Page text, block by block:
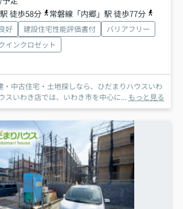
徒歩58分
常磐線「内郷」駅 徒歩77分
好 建設住宅性能評価書付
バリアフリー
インクロゼット
・中古住宅・土地探しなら、ひだまりハウスいわ
りハウスいわき店では、いわき市を中心に... もっと見る